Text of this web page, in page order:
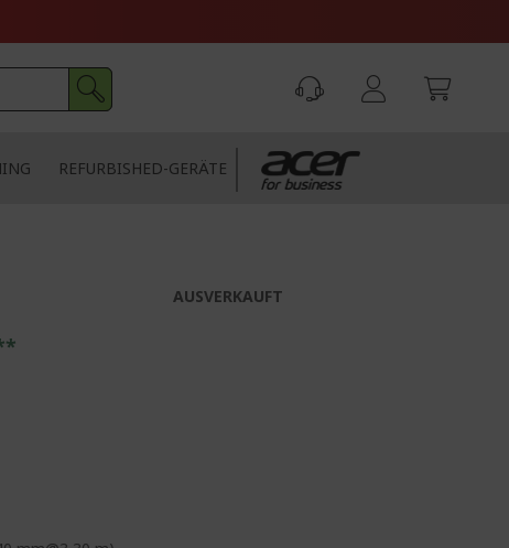
REFURBISHED-GERÄTE
AUSVERKAUFT